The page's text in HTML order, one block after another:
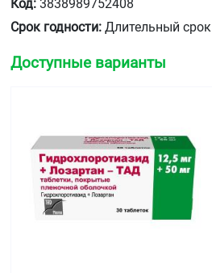
Код: 3838989752408
Срок годности: Длительный срок
Доступные варианты